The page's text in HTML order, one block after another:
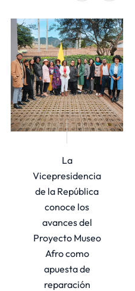
La
Vicepresidencia
de la República
conoce los
avances del
Proyecto Museo
Afro como
apuesta de
reparación